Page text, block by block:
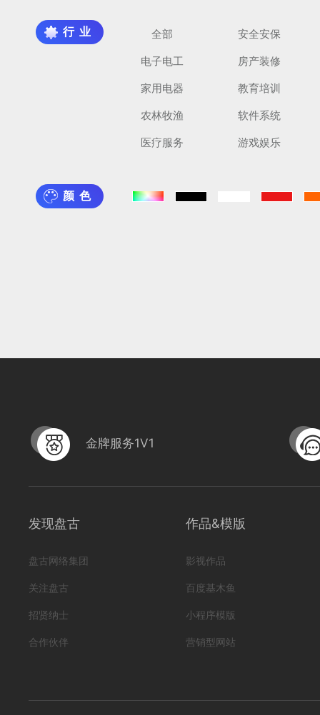
行业 全部
安全安保
电子电工
房产装修
家用电器
教育培训
农林牧渔
软件系统
医疗服务
游戏娱乐
颜色
金牌服务1V1
发现盘古
盘古网络集团
关注盘古
招贤纳士
合作伙伴
作品&模版
影视作品
百度基木鱼
小程序模版
营销型网站